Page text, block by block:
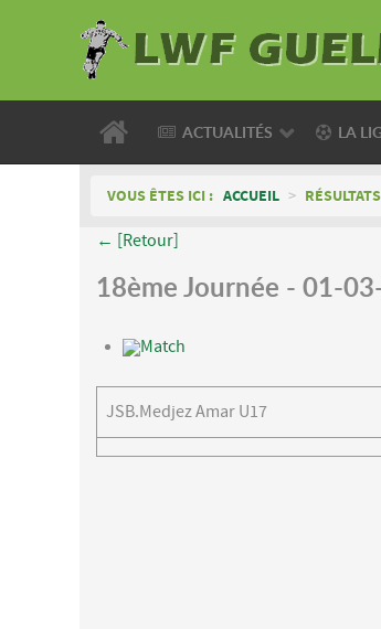
ACTUALITÉS LA
VOUS ÊTES ICI : ACCUEIL > RÉSULTATS
← [Retour]
18ème Journée - 01-
Match
JSB.Medjez Amar U17